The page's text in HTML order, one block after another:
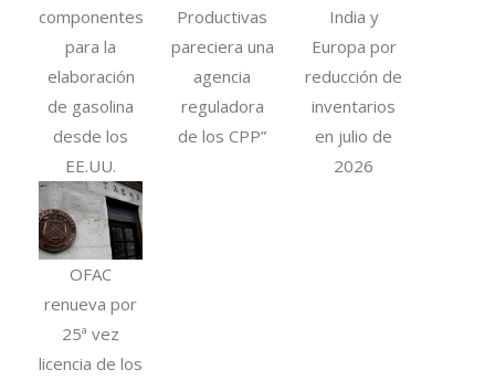
componentes
para la
elaboración
de gasolina
desde los
EE.UU.
Productivas
pareciera una
agencia
reguladora
de los CPP”
India y
Europa por
reducción de
inventarios
en julio de
2026
OFAC
renueva por
25ª vez
licencia de los